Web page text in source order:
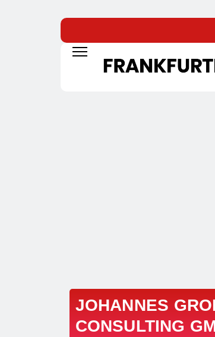
JOHANNES
CONSULTING